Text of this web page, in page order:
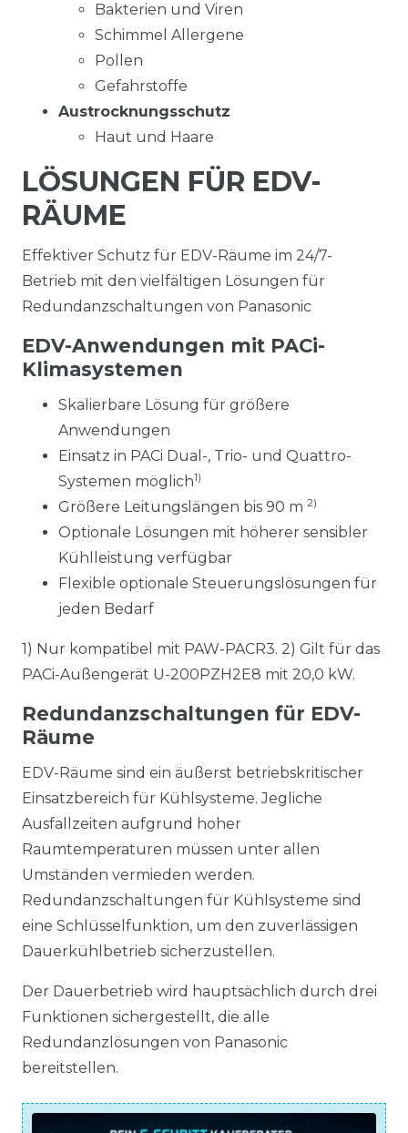
Bakterien und Viren
Schimmel Allergene
Pollen
Gefahrstoffe
Austrocknungs­schutz
Haut und Haare
LÖSUNGEN FÜR EDV-
RÄUME
Effektiver Schutz für EDV-Räume im 24/7-
Betrieb mit den vielfältigen Lösungen für
Redundanzschaltungen von Panasonic
EDV-Anwendungen mit PACi-
Klimasystemen
Skalierbare Lösung für größere
Anwendungen
Einsatz in PACi Dual-, Trio- und Quattro-
Systemen möglich1)
Größere Leitungslängen bis 90 m 2)
Optionale Lösungen mit höherer sensibler
Kühlleistung verfügbar
Flexible optionale Steuerungslösungen für
jeden Bedarf
1) Nur kompatibel mit PAW-PACR3. 2) Gilt für das
PACi-Außengerät U-200PZH2E8 mit 20,0 kW.
Redundanzschaltungen für EDV-
Räume
EDV-Räume sind ein äußerst betriebskritischer
Einsatzbereich für Kühlsysteme. Jegliche
Ausfallzeiten aufgrund hoher
Raumtemperaturen müssen unter allen
Umständen vermieden werden.
Redundanzschaltungen für Kühlsysteme sind
eine Schlüsselfunktion, um den zuverlässigen
Dauerkühlbetrieb sicherzustellen.
Der Dauerbetrieb wird hauptsächlich durch drei
Funktionen sichergestellt, die alle
Redundanzlösungen von Panasonic
bereitstellen.